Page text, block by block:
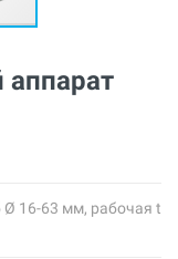
Ø 16-63 мм, рабочая t